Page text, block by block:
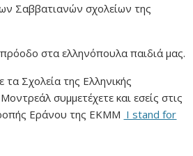
Σαββατιανών σχολείων της
στα ελληνόπουλα παιδιά μας.
Σχολεία της Ελληνικής
συμμετέχετε και εσείς στις
Εράνου της ΕΚΜΜ I stand for